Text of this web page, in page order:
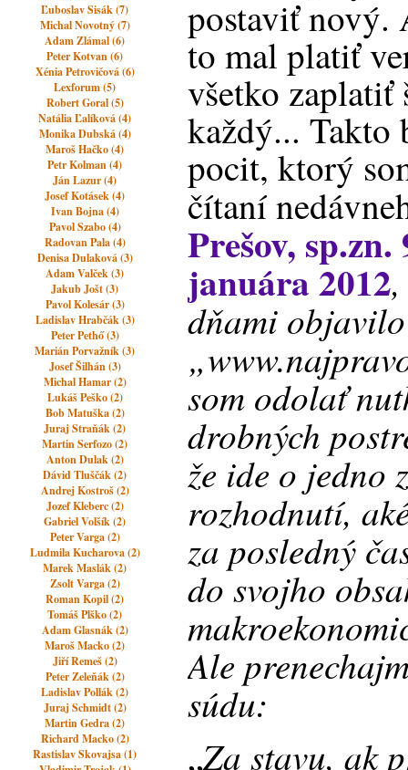
Ľuboslav Sisák (7)
Michal Novotný (7)
Adam Zlámal (6)
Peter Kotvan (6)
Xénia Petrovičová (6)
Lexforum (5)
Robert Goral (5)
Natália Ľalíková (4)
Monika Dubská (4)
Maroš Hačko (4)
Petr Kolman (4)
Ján Lazur (4)
Josef Kotásek (4)
Ivan Bojna (4)
Pavol Szabo (4)
Radovan Pala (4)
Denisa Dulaková (3)
Adam Valček (3)
Jakub Jošt (3)
Pavol Kolesár (3)
Ladislav Hrabčák (3)
Peter Pethő (3)
Marián Porvažník (3)
Josef Šilhán (3)
Michal Hamar (2)
Lukáš Peško (2)
Bob Matuška (2)
Juraj Straňák (2)
Martin Serfozo (2)
Anton Dulak (2)
Dávid Tluščák (2)
Andrej Kostroš (2)
Jozef Kleberc (2)
Gabriel Volšík (2)
Peter Varga (2)
Ludmila Kucharova (2)
Marek Maslák (2)
Zsolt Varga (2)
Roman Kopil (2)
Tomáš Plško (2)
Adam Glasnák (2)
Maroš Macko (2)
Jiří Remeš (2)
Peter Zeleňák (2)
Ladislav Pollák (2)
Juraj Schmidt (2)
Martin Gedra (2)
Richard Macko (2)
Rastislav Skovajsa (1)
postaviť nový.
to mal platiť
všetko zaplatiť
každý... Takto
pocit, ktorý
čítaní
Prešov,
januára 2012
dňami
som odolať
drobných
že ide o jedno
rozhodnutí,
za posledný
do svojho
Ale
súdu:
„Za stavu, ak